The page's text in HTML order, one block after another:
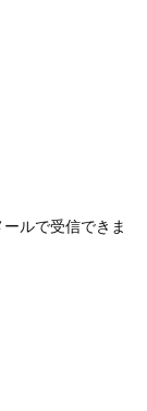
ルで受信できま